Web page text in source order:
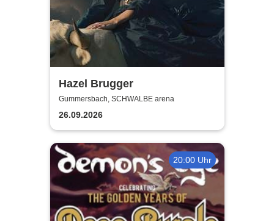
Hazel Brugger
Gummersbach, SCHWALBE arena
26.09.2026
20:00 Uhr